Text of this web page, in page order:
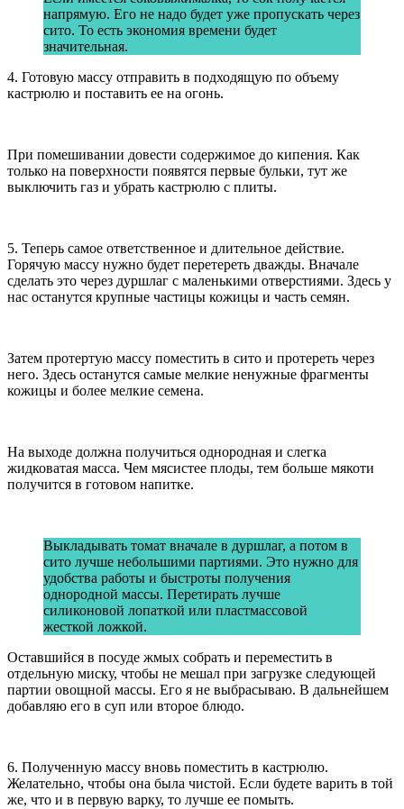
напрямую. Его не надо будет уже пропускать через
сито. То есть экономия времени будет
значительная.
4. Готовую массу отправить в подходящую по объему
кастрюлю и поставить ее на огонь.
При помешивании довести содержимое до кипения. Как
только на поверхности появятся первые бульки, тут же
выключить газ и убрать кастрюлю с плиты.
5. Теперь самое ответственное и длительное действие.
Горячую массу нужно будет перетереть дважды. Вначале
сделать это через дуршлаг с маленькими отверстиями. Здесь у
нас останутся крупные частицы кожицы и часть семян.
Затем протертую массу поместить в сито и протереть через
него. Здесь останутся самые мелкие ненужные фрагменты
кожицы и более мелкие семена.
На выходе должна получиться однородная и слегка
жидковатая масса. Чем мясистее плоды, тем больше мякоти
получится в готовом напитке.
Выкладывать томат вначале в дуршлаг, а потом в
сито лучше небольшими партиями. Это нужно для
удобства работы и быстроты получения
однородной массы. Перетирать лучше
силиконовой лопаткой или пластмассовой
жесткой ложкой.
Оставшийся в посуде жмых собрать и переместить в
отдельную миску, чтобы не мешал при загрузке следующей
партии овощной массы. Его я не выбрасываю. В дальнейшем
добавляю его в суп или второе блюдо.
6. Полученную массу вновь поместить в кастрюлю.
Желательно, чтобы она была чистой. Если будете варить в той
же, что и в первую варку, то лучше ее помыть.